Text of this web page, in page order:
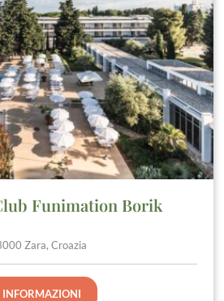
Funimation Borik
Zara, Croazia
INFORMAZIONI